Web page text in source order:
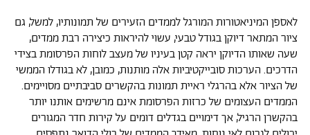
לאספן המיניאטורות המורגל לממדים הזעירים של תמונותיו, למשל, גם
ציור המתאר דיוקן בגודל טבעי, עשוי להיראות כיצירה רבת ממדים,
שעה שאותו הדיוקן יראה קטן בעיניו של מעצב לוחות הפרסומת בצידי
הדרכים. הערכות סובייקטיביות אלה מותנות, כמובן, לא בגודלו הממשי
של הציור אלא בהרגלי ראיית תמונות בהקשרים סביבתיים מסויימים.
הממדים העצומים של כרזות הפרסומת אינם מרשימים אותנו יותר
בהקשרן הרגיל, אך דימויים בגדלים דומים על קירות חדר המגורים